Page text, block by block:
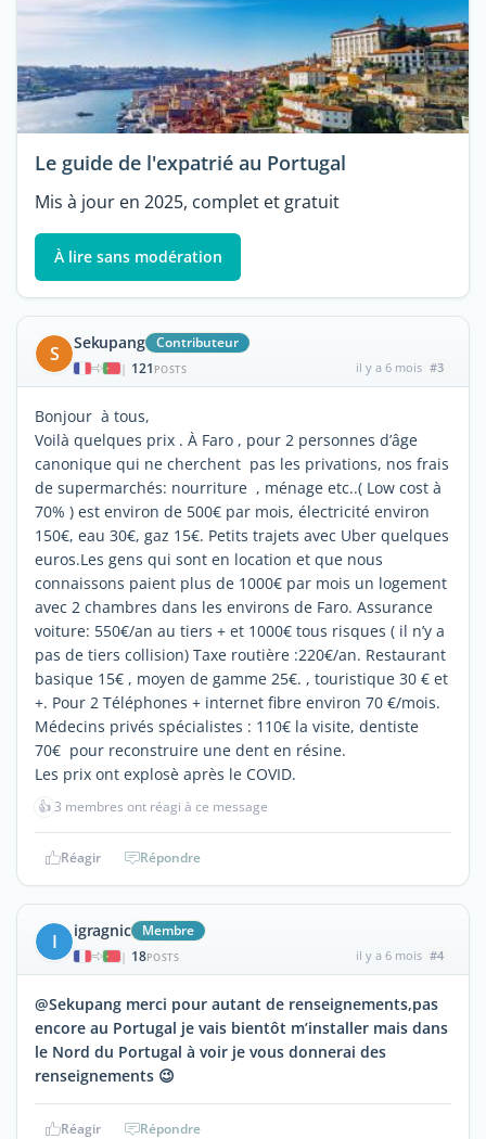
Le guide de l'expatrié au Portugal
Mis à jour en 2025, complet et gratuit
À lire sans modération
S Sekupang Contributeur
| 121 POSTS il y a 6 mois #3
Bonjour à tous,
Voilà quelques prix . À Faro , pour 2 personnes d’âge
canonique qui ne cherchent pas les privations, nos frais
de supermarchés: nourriture , ménage etc..( Low cost à
70% ) est environ de 500€ par mois, électricité environ
150€, eau 30€, gaz 15€. Petits trajets avec Uber quelques
euros.Les gens qui sont en location et que nous
connaissons paient plus de 1000€ par mois un logement
avec 2 chambres dans les environs de Faro. Assurance
voiture: 550€/an au tiers + et 1000€ tous risques ( il n’y a
pas de tiers collision) Taxe routière :220€/an. Restaurant
basique 15€ , moyen de gamme 25€. , touristique 30 € et
+. Pour 2 Téléphones + internet fibre environ 70 €/mois.
Médecins privés spécialistes : 110€ la visite, dentiste
70€ pour reconstruire une dent en résine.
Les prix ont explosè après le COVID.
👍3 membres ont réagi à ce message
Réagir Répondre
I igragnic Membre
| 18POSTS il y a 6 mois #4
@Sekupang merci pour autant de renseignements,pas
encore au Portugal je vais bientôt m’installer mais dans
le Nord du Portugal à voir je vous donnerai des
renseignements 😉
Réagir Répondre